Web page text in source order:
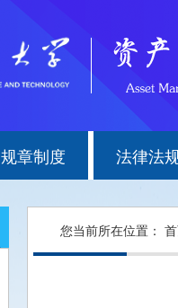
规章制度 法律法
您当前所在位置：